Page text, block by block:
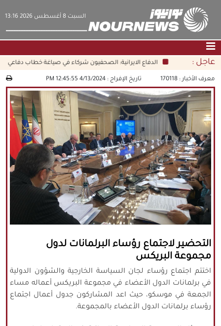
‫السبت‬ 8 أغسطس 2026 13:16
الصفحة الرئيسية |التواصل معنا|من نحن
عناوين الأخبار
الثقافة والمجتمع
اقتصاد
سياسة
الوسائط المتعددة
|فارسي|
English
|العربيه|
|עברית|
русский|中文
|
كافة الحقوق محفوظة لموقع نورنيوز
يُرجى ذكر المصدر عند نقل أي موضوع عن
موقعنا
عاجل : الدفاع الايرانية: الصحفيون شركاء في صياغة خطاب دفاعي
معرف الأخبار : 170118 تاريخ الإفراج :4/13/2024 12:45:55 PM
التحضير لاجتماع رؤساء البرلمانات لدول
مجموعة البريكس
اختتم اجتماع رؤساء لجان السياسة الخارجية والشؤون الدولية
في برلمانات الدول الأعضاء في مجموعة البريكس أعماله مساء
الجمعة في موسكو، حيث اعد المشاركون جدول أعمال اجتماع
رؤساء برلمانات الدول الأعضاء بالمجموعة.